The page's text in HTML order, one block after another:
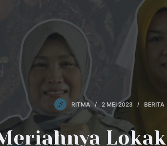
RITMA 2 MEI 2023 BERITA